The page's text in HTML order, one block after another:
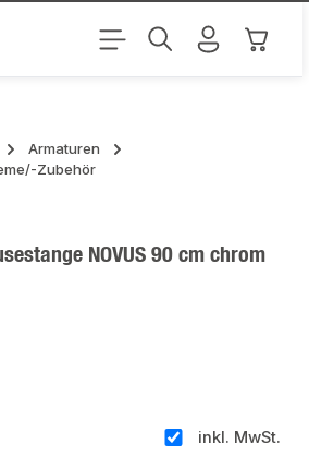
Armaturen
Zubehör
NOVUS 90 cm chrom
inkl. MwSt.